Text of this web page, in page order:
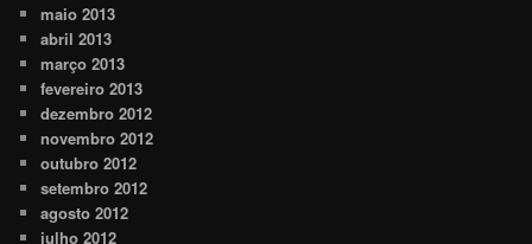
maio 2013
abril 2013
março 2013
fevereiro 2013
dezembro 2012
novembro 2012
outubro 2012
setembro 2012
agosto 2012
julho 2012